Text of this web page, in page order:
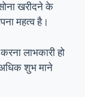
खरीदने के
महत्व है।
लाभकारी हो
शुभ माने